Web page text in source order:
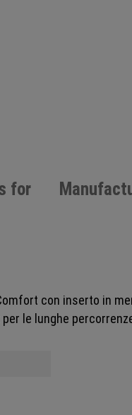
for
con inserto in
le lunghe